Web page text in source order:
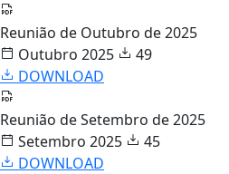
Reunião de Outubro de 2025
Outubro 2025
49
DOWNLOAD
Reunião de Setembro de 2025
Setembro 2025
45
DOWNLOAD